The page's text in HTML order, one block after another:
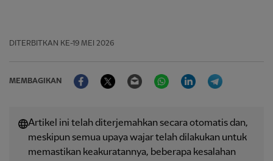
DITERBITKAN KE-19 MEI 2026
MEMBAGIKAN
FacebookTwitter Email WhatsAppLinkedIn
Artikel ini telah diterjemahkan secara otomatis dan,
meskipun semua upaya wajar telah dilakukan untuk
memastikan keakuratannya, beberapa kesalahan